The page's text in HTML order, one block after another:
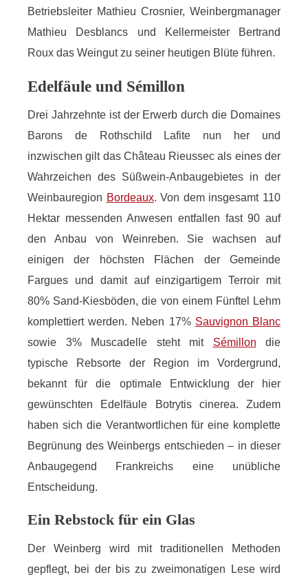
Betriebsleiter Mathieu Crosnier, Weinbergmanager
Mathieu Desblancs und Kellermeister Bertrand
Roux das Weingut zu seiner heutigen Blüte führen.
Edelfäule und Sémillon
Drei Jahrzehnte ist der Erwerb durch die Domaines
Barons de Rothschild Lafite nun her und
inzwischen gilt das Château Rieussec als eines der
Wahrzeichen des Süßwein-Anbaugebietes in der
Weinbauregion Bordeaux. Von dem insgesamt 110
Hektar messenden Anwesen entfallen fast 90 auf
den Anbau von Weinreben. Sie wachsen auf
einigen der höchsten Flächen der Gemeinde
Fargues und damit auf einzigartigem Terroir mit
80% Sand-Kiesböden, die von einem Fünftel Lehm
komplettiert werden. Neben 17% Sauvignon Blanc
sowie 3% Muscadelle steht mit Sémillon die
typische Rebsorte der Region im Vordergrund,
bekannt für die optimale Entwicklung der hier
gewünschten Edelfäule Botrytis cinerea. Zudem
haben sich die Verantwortlichen für eine komplette
Begrünung des Weinbergs entschieden – in dieser
Anbaugegend Frankreichs eine unübliche
Entscheidung.
Ein Rebstock für ein Glas
Der Weinberg wird mit traditionellen Methoden
gepflegt, bei der bis zu zweimonatigen Lese wird